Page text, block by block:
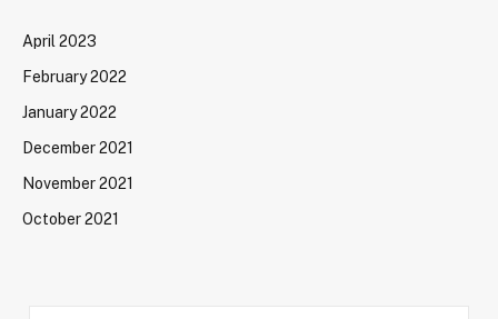
April 2023
February 2022
January 2022
December 2021
November 2021
October 2021